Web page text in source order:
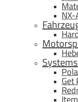
Get